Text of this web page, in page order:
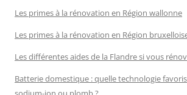
Les primes à la rénovation en Région wallonne
Les primes à la rénovation en Région
Les différentes aides de la Flandre si vous
Batterie domestique : quelle technologie